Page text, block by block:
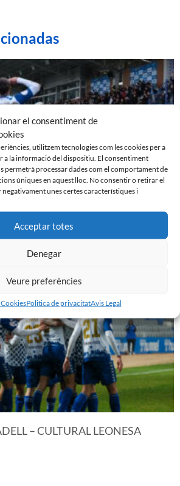
el consentiment de
utilitzem tecnologies com les cookies per a
a la informació del dispositiu. El consentiment
permetrà processar dades com el comportament de
úniques en aquest lloc. No consentir o retirar el
unes certes característiques i
Acceptar totes
Denegar
Veure preferències
Politica de privacitatAvis Legal
DAVANT LA CULTURAL A LA
– CULTURAL LEONESA